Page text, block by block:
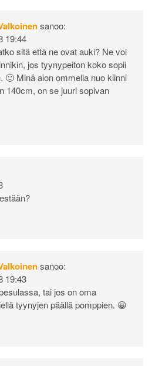
sanoo:
19:44
sitä että ne ovat auki? Ne voi
jos tyynypeiton koko sopii
🙂 Minä aion ommella nuo kiinni
140cm, on se juuri sopivan
sanoo:
19:43
tai jos on oma
tyynyjen päällä pomppien. 😀